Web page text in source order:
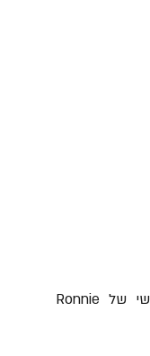
14. לאליוט מספר שיתופי פעולה, ביניהם בשיר "Always Wanted More" מאלבום הסולו החמישי  של Ronnie